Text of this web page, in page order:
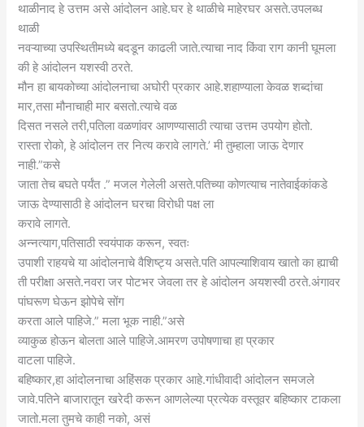
थाळीनाद हे उत्तम असे आंदोलन आहे.घर हे थाळीचे माहेरघर असते.उपलब्ध
थाळी
नवऱ्याच्या उपस्थितीमध्ये बदडून काढली जाते.त्याचा नाद किंवा राग कानी घूमला
की हे आंदोलन यशस्वी ठरते.
मौन हा बायकोच्या आंदोलनाचा अघोरी प्रकार आहे.शहाण्याला केवळ शब्दांचा
मार,तसा मौनाचाही मार बसतो.त्याचे वळ
दिसत नसले तरी,पतिला वळणांवर आणण्यासाठी त्याचा उत्तम उपयोग होतो.
रास्ता रोको, हे आंदोलन तर नित्य करावे लागते.’ मी तुम्हाला जाऊ देणार
नाही.”कसे
जाता तेच बघते पर्यंत .” मजल गेलेली असते.पतिच्या कोणत्याच नातेवाईकांकडे
जाऊ देण्यासाठी हे आंदोलन घरचा विरोधी पक्ष ला
करावे लागते.
अन्नत्याग,पतिसाठी स्वयंपाक करून, स्वतः
उपाशी राहयचे या आंदोलनाचे वैशिष्ट्य असते.पति आपल्याशिवाय खातो का ह्याची
ती परीक्षा असते.नवरा जर पोटभर जेवला तर हे आंदोलन अयशस्वी ठरते.अंगावर
पांघरूण घेऊन झोपेचे सोंग
करता आले पाहिजे.” मला भूक नाही.”असे
व्याकुळ होऊन बोलता आले पाहिजे.आमरण उपोषणाचा हा प्रकार
वाटला पाहिजे.
बहिष्कार,हा आंदोलनाचा अहिंसक प्रकार आहे.गांधीवादी आंदोलन समजले
जावे.पतिने बाजारातून खरेदी करून आणलेल्या प्रत्येक वस्तूवर बहिष्कार टाकला
जातो.मला तुमचे काही नको, असं